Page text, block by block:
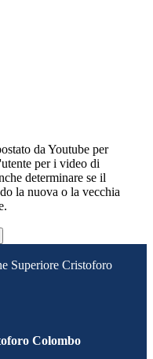
da Youtube per
per i video di
determinare se il
la nuova o la vecchia
Superiore Cristoforo
Colombo